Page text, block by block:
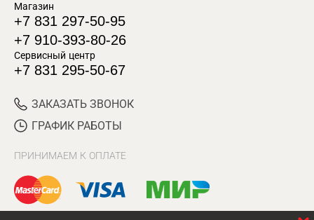
Магазин
+7 831 297-50-95
+7 910-393-80-26
Сервисный центр
+7 831 295-50-67
ЗАКАЗАТЬ ЗВОНОК
ГРАФИК РАБОТЫ
ПРИНИМАЕМ К ОПЛАТЕ